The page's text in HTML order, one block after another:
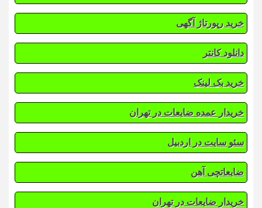
خرید رپورتاژ آگهی
دانلود کانتر
خرید بک لینک
خریدار عمده ضایعات در تهران
سئو سایت در اردبیل
ضایعاتچی آهن
خریدار ضایعات در تهران